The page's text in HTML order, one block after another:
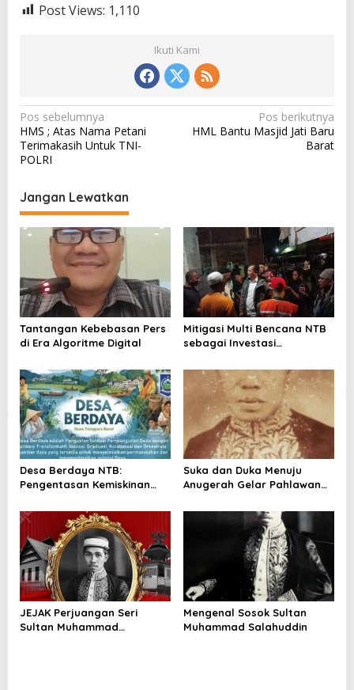
Post Views: 1,110
Ikuti Kami
N
a
v
g
a
i
p
o
s
Pos sebelumnya
HMS ; Atas Nama Petani
Terimakasih Untuk TNI-
POLRI
Pos berikutnya
HML Bantu Masjid Jati Baru
Barat
Jangan Lewatkan
Tantangan Kebebasan Pers
di Era Algoritme Digital
Mitigasi Multi Bencana NTB
sebagai Investasi
Desa Berdaya NTB:
Pengentasan Kemiskinan
SDGs
Suka dan Duka Menuju
Anugerah Gelar Pahlawan
JEJAK Perjuangan Seri
Sultan Muhammad
Mengenal Sosok Sultan
Muhammad Salahuddin